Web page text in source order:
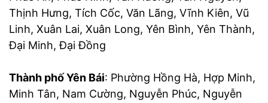
Thịnh Hưng, Tích Cốc, Văn Lãng, Vĩnh Kiên, Vũ
Linh, Xuân Lai, Xuân Long, Yên Bình, Yên Thành,
Đại Minh, Đại Đồng
Thành phố Yên Bái: Phường Hồng Hà, Hợp Minh,
Minh Tân, Nam Cường, Nguyễn Phúc, Nguyễn